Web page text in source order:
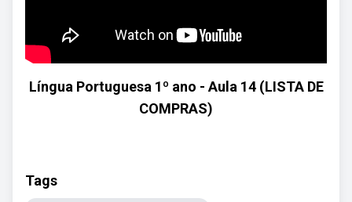
Língua Portuguesa 1º ano - Aula 14 (LISTA DE
COMPRAS)
Tags